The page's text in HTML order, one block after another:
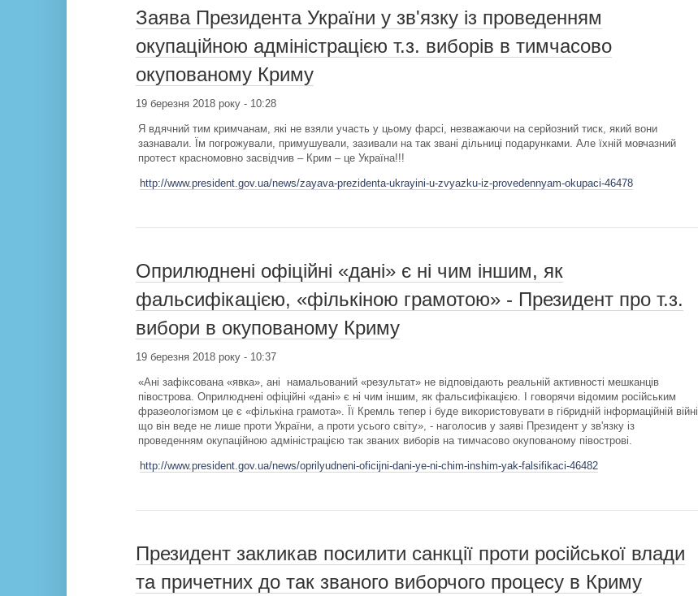
Заява Президента України у зв'язку із проведенням
окупаційною адміністрацією т.з. виборів в тимчасово
окупованому Криму
19 березня 2018 року - 10:28
Я вдячний тим кримчанам, які не взяли участь у цьому фарсі, незважаючи на серйозний тиск, який вони
зазнавали. Їм погрожували, примушували, зазивали на так звані дільниці подарунками. Але їхній мовчазний
протест красномовно засвідчив – Крим – це Україна!!!
http://www.president.gov.ua/news/zayava-prezidenta-ukrayini-u-zvyazku-iz-provedennyam-okupaci-46478
Оприлюднені офіційні «дані» є ні чим іншим, як
фальсифікацією, «фількіною грамотою» - Президент про т.з.
вибори в окупованому Криму
19 березня 2018 року - 10:37
«Ані зафіксована «явка», ані намальований «результат» не відповідають реальній активності мешканців
півострова. Оприлюднені офіційні «дані» є ні чим іншим, як фальсифікацією. І говорячи відомим російським
фразеологізмом це є «фількіна грамота». Її Кремль тепер і буде використовувати в гібридній інформаційній війні,
що він веде не лише проти України, а проти усього світу», - наголосив у заяві Президент у зв'язку із
проведенням окупаційною адміністрацією так званих виборів на тимчасово окупованому півострові.
http://www.president.gov.ua/news/oprilyudneni-oficijni-dani-ye-ni-chim-inshim-yak-falsifikaci-46482
Президент закликав посилити санкції проти російської влади
та причетних до так званого виборчого процесу в Криму